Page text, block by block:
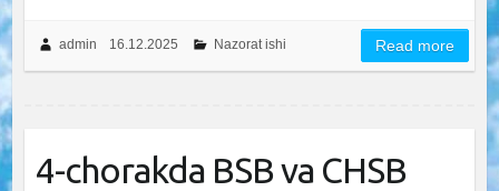
admin 16.12.2025 Nazorat ishi Read more
4-chorakda BSB va CHSB